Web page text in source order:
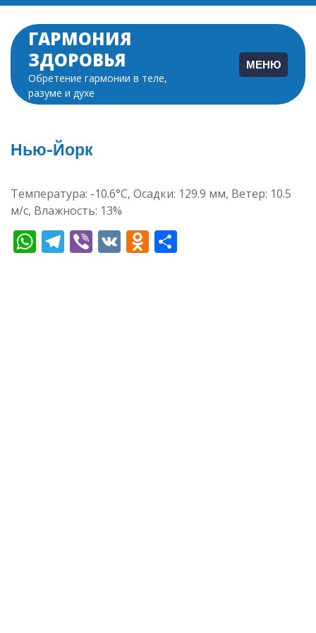
Перейти
содержимому
ГАРМОНИЯ
ЗДОРОВЬЯ
Обретение гармонии в теле,
разуме и духе
МЕНЮ
Нью-Йорк
Температура: -10.6°C, Осадки: 129.9 мм, Ветер: 10.5
м/с, Влажность: 13%
WhatsApp
Telegram
Viber
VK Odnoklassniki